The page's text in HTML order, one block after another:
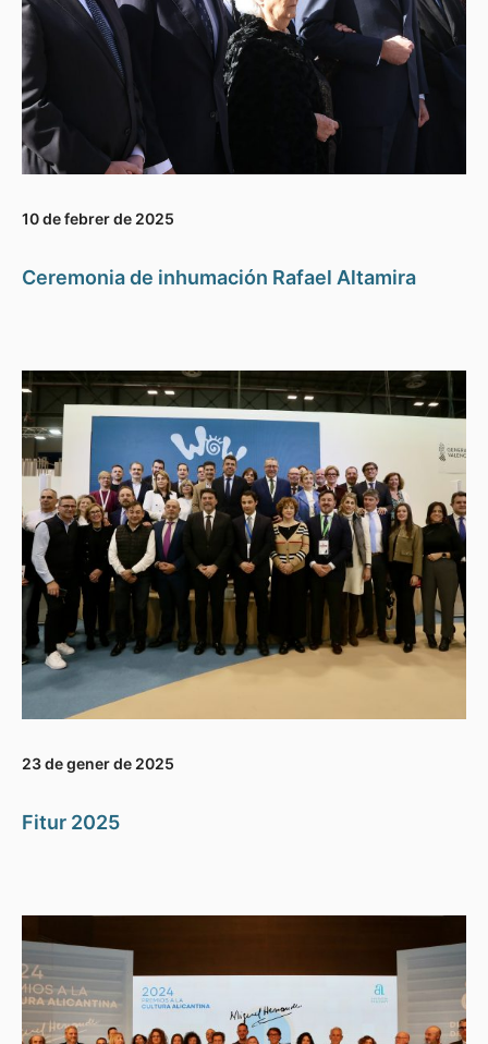
10 de febrer de 2025
Ceremonia de inhumación Rafael Altamira
23 de gener de 2025
Fitur 2025